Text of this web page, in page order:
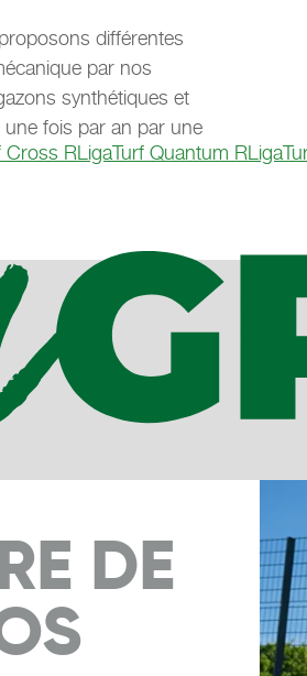
Cross RLigaTurf Quantum R
différentes
par nos
synthétiques et
fois par an par une
DE